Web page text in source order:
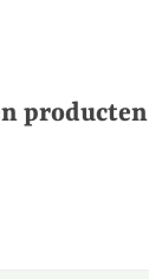
producten